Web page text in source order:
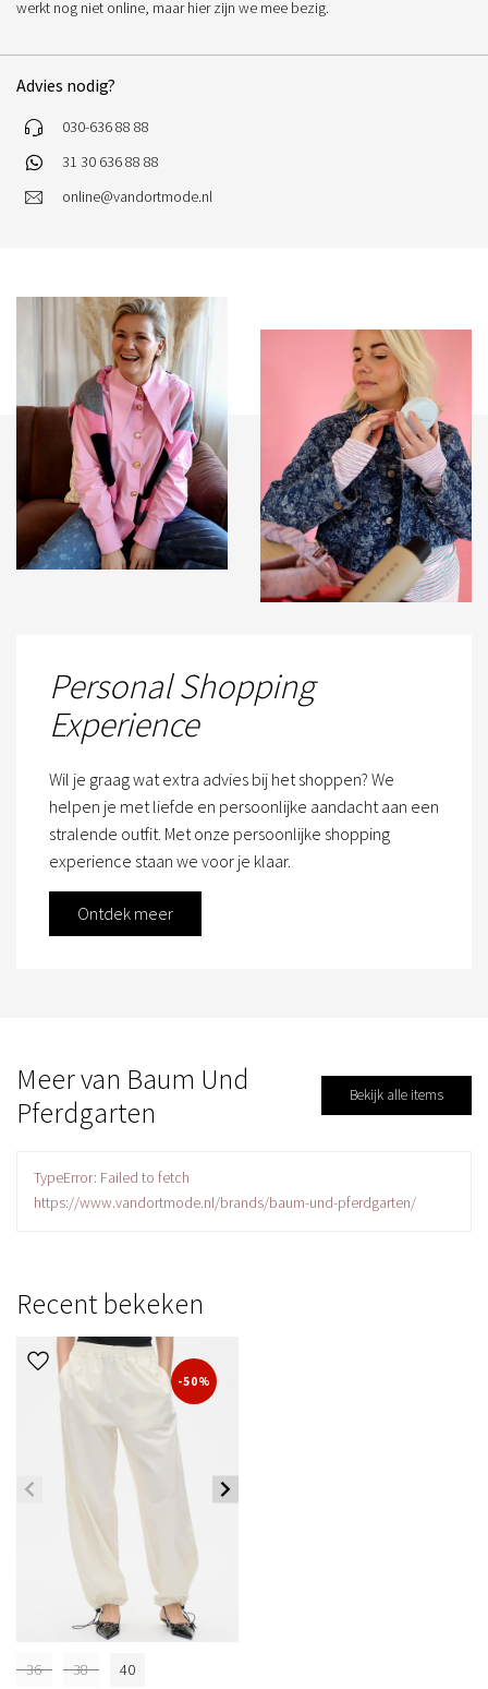
werkt nog niet online, maar hier zijn we mee bezig.
Advies nodig?
030-636 88 88
31 30 636 88 88
online@vandortmode.nl
Personal Shopping
Experience
Wil je graag wat extra advies bij het shoppen? We
helpen je met liefde en persoonlijke aandacht aan een
stralende outfit. Met onze persoonlijke shopping
experience staan we voor je klaar.
Ontdek meer
Meer van Baum Und
Pferdgarten
Bekijk alle items
TypeError: Failed to fetch
https://www.vandortmode.nl/brands/baum-und-pferdgarten/
Recent bekeken
-50%
36 38 40